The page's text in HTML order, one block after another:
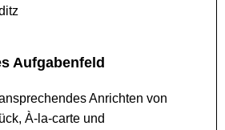
Aufgabenfeld
Anrichten von
À-la-carte und